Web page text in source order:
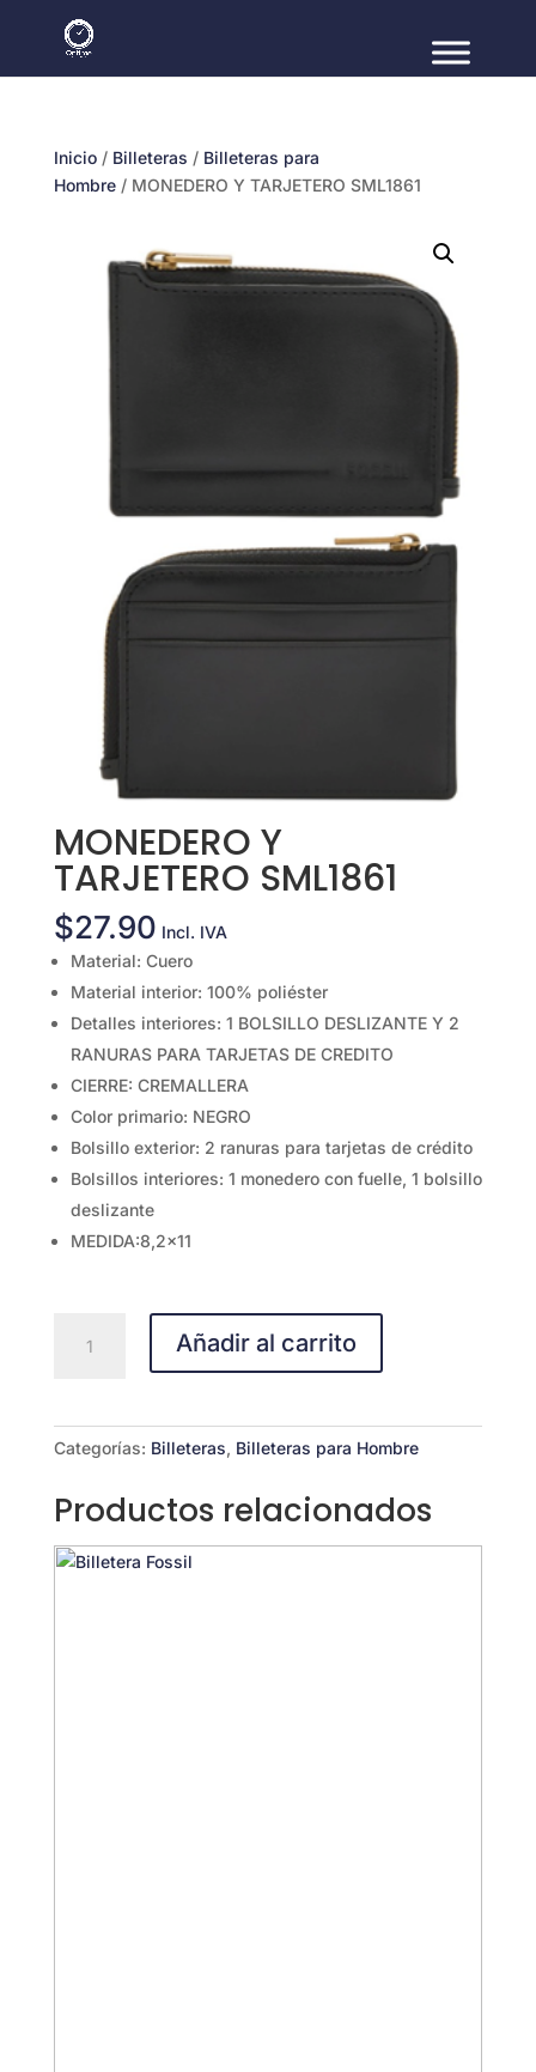
Inicio/ Billeteras / Billeteras para
Hombre/ MONEDERO Y TARJETERO SML1861
MONEDERO Y
TARJETERO SML1861
$27.90 Incl. IVA
Material: Cuero
Material interior: 100% poliéster
Detalles interiores: 1 BOLSILLO DESLIZANTE Y 2
RANURAS PARA TARJETAS DE CREDITO
CIERRE: CREMALLERA
Color primario: NEGRO
Bolsillo exterior: 2 ranuras para tarjetas de crédito
Bolsillos interiores: 1 monedero con fuelle, 1 bolsillo
deslizante
MEDIDA:8,2×11
Añadir al carrito
Categorías: Billeteras, Billeteras para Hombre
Productos relacionados